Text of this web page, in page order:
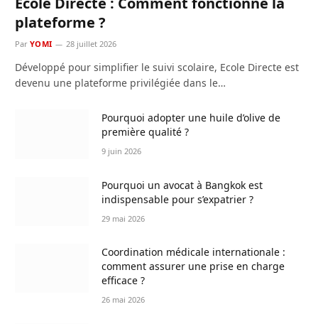
plateforme ?
Par YOMI 28 juillet 2026
Développé pour simplifier le suivi scolaire, Ecole Directe est
devenu une plateforme privilégiée dans le…
Pourquoi adopter une huile d’olive de
première qualité ?
9 juin 2026
Pourquoi un avocat à Bangkok est
indispensable pour s’expatrier ?
29 mai 2026
Coordination médicale internationale :
comment assurer une prise en charge
efficace ?
26 mai 2026